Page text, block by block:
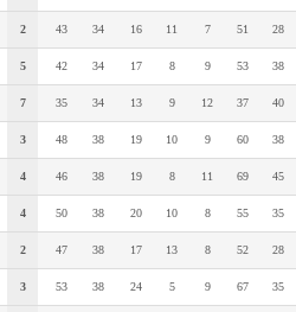
2 43 34 16 11 7 51 28
5 42 34 17 8 9 53 38
7 35 34 13 9 12 37 40
3 48 38 19 10 9 60 38
4 46 38 19 8 11 69 45
4 50 38 20 10 8 55 35
2 47 38 17 13 8 52 28
3 53 38 24 5 9 67 35